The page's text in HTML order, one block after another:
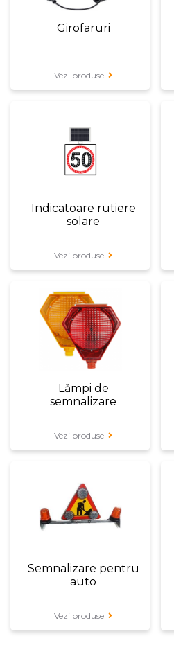
Girofaruri
Vezi produse
Indicatoare rutiere
solare
Vezi produse
Lămpi de
semnalizare
Vezi produse
Semnalizare pentru
auto
Vezi produse